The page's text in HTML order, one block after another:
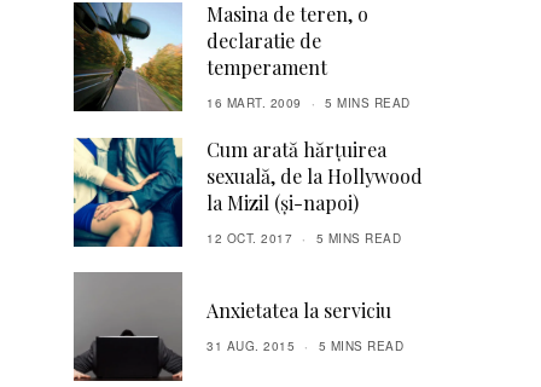
Masina de teren, o
declaratie de
temperament
16 MART. 2009 5 MINS READ
Cum arată hărțuirea
sexuală, de la Hollywood
la Mizil (și-napoi)
12 OCT. 2017 5 MINS READ
Anxietatea la serviciu
31 AUG. 2015 5 MINS READ